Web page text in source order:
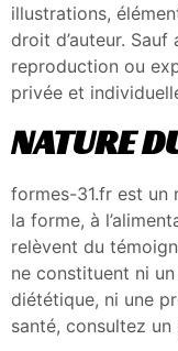
illustrations,
droit d’auteur.
reproduction ou
privée et
NATURE
formes-31.fr est un
la forme, à
relèvent du
ne constituent ni
diététique, ni une
santé, consultez